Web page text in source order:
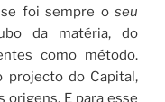
foi sempre o seu
da matéria, do
como método.
projecto do Capital,
origens. E para esse